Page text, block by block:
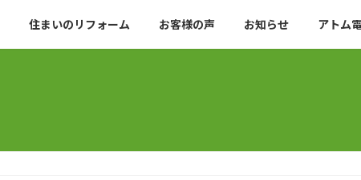
住まいのリフォーム お客様の声 お知らせ アトム